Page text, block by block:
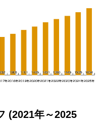
(2021年～2025